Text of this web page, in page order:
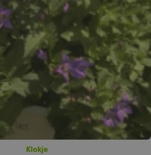
Klokje